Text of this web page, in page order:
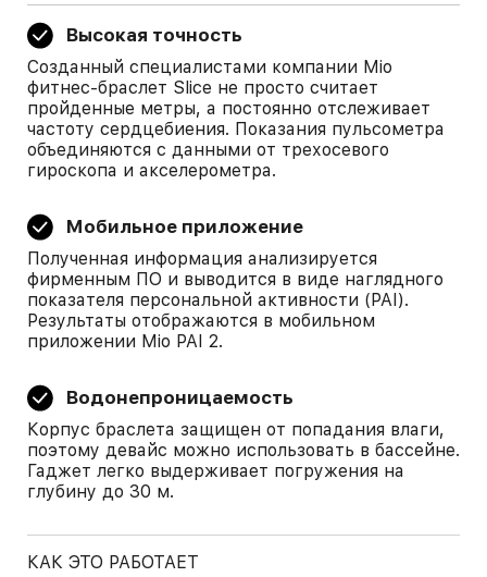
Высокая точность
Созданный специалистами компании Mio
фитнес-браслет Slice не просто считает
пройденные метры, а постоянно отслеживает
частоту сердцебиения. Показания пульсометра
объединяются с данными от трехосевого
гироскопа и акселерометра.
Мобильное приложение
Полученная информация анализируется
фирменным ПО и выводится в виде наглядного
показателя персональной активности (PAI).
Результаты отображаются в мобильном
приложении Mio PAI 2.
Водонепроницаемость
Корпус браслета защищен от попадания влаги,
поэтому девайс можно использовать в бассейне.
Гаджет легко выдерживает погружения на
глубину до 30 м.
КАК ЭТО РАБОТАЕТ